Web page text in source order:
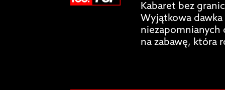
Kabaret bez
Wyjątkowa
na zabawę, która